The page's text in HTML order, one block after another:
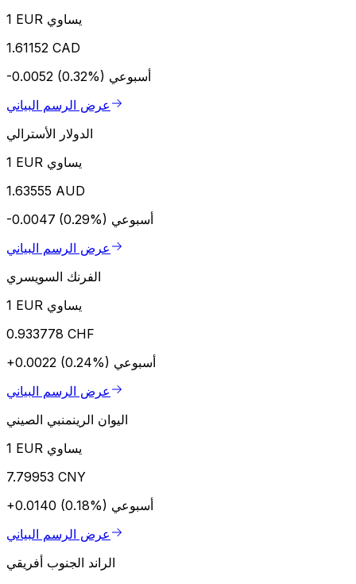
1 EUR يساوي
1.61152 CAD
-0.0052 (0.32%) أسبوعي
عرض الرسم البياني
الدولار الأسترالي
1 EUR يساوي
1.63555 AUD
-0.0047 (0.29%) أسبوعي
عرض الرسم البياني
الفرنك السويسري
1 EUR يساوي
0.933778 CHF
+0.0022 (0.24%) أسبوعي
عرض الرسم البياني
اليوان الرينمنبي الصيني
1 EUR يساوي
7.79953 CNY
+0.0140 (0.18%) أسبوعي
عرض الرسم البياني
الراند الجنوب أفريقي